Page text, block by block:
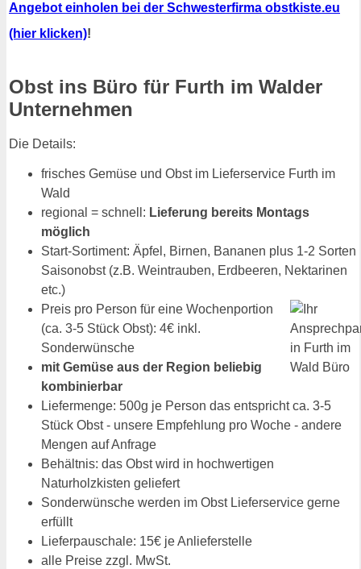
Angebot einholen bei der Schwesterfirma obstkiste.eu
(hier klicken)!
Obst ins Büro für Furth im Walder
Unternehmen
Die Details:
frisches Gemüse und Obst im Lieferservice Furth im
Wald
regional = schnell: Lieferung bereits Montags
möglich
Start-Sortiment: Äpfel, Birnen, Bananen plus 1-2 Sorten
Saisonobst (z.B. Weintrauben, Erdbeeren, Nektarinen
etc.)
Preis pro Person für eine Wochenportion
(ca. 3-5 Stück Obst): 4€ inkl.
Sonderwünsche
mit Gemüse aus der Region beliebig
kombinierbar
Liefermenge: 500g je Person das entspricht ca. 3-5
Stück Obst - unsere Empfehlung pro Woche - andere
Mengen auf Anfrage
Behältnis: das Obst wird in hochwertigen
Naturholzkisten geliefert
Sonderwünsche werden im Obst Lieferservice gerne
erfüllt
Lieferpauschale: 15€ je Anlieferstelle
alle Preise zzgl. MwSt.